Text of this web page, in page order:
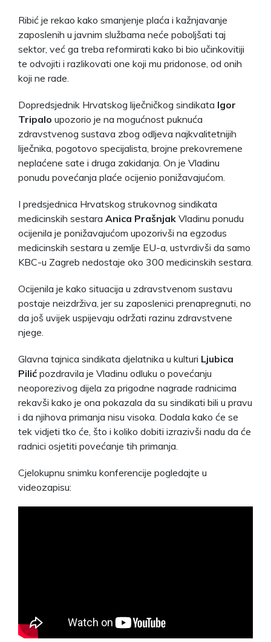
Ribić je rekao kako smanjenje plaća i kažnjavanje
zaposlenih u javnim službama neće poboljšati taj
sektor, već ga treba reformirati kako bi bio učinkovitiji
te odvojiti i razlikovati one koji mu pridonose, od onih
koji ne rade.
Dopredsjednik Hrvatskog liječničkog sindikata Igor
Tripalo upozorio je na mogućnost puknuća
zdravstvenog sustava zbog odljeva najkvalitetnijih
liječnika, pogotovo specijalista, brojne prekovremene
neplaćene sate i druga zakidanja. On je Vladinu
ponudu povećanja plaće ocijenio ponižavajućom.
I predsjednica Hrvatskog strukovnog sindikata
medicinskih sestara Anica Prašnjak Vladinu ponudu
ocijenila je ponižavajućom upozorivši na egzodus
medicinskih sestara u zemlje EU-a, ustvrdivši da samo
KBC-u Zagreb nedostaje oko 300 medicinskih sestara.
Ocijenila je kako situacija u zdravstvenom sustavu
postaje neizdrživa, jer su zaposlenici prenapregnuti, no
da još uvijek uspijevaju održati razinu zdravstvene
njege.
Glavna tajnica sindikata djelatnika u kulturi Ljubica
Pilić pozdravila je Vladinu odluku o povećanju
neoporezivog dijela za prigodne nagrade radnicima
rekavši kako je ona pokazala da su sindikati bili u pravu
i da njihova primanja nisu visoka. Dodala kako će se
tek vidjeti tko će, što i koliko dobiti izrazivši nadu da će
radnici osjetiti povećanje tih primanja.
Cjelokupnu snimku konferencije pogledajte u
videozapisu: